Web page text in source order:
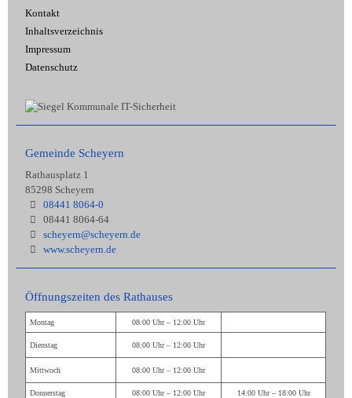
Kontakt
Inhaltsverzeichnis
Impressum
Datenschutz
Gemeinde Scheyern
Rathausplatz 1
85298 Scheyern
08441 8064-0
08441 8064-64
scheyern@scheyern.de
www.scheyern.de
Öffnungszeiten des Rathauses
Montag 08:00 Uhr – 12:00 Uhr
Dienstag 08:00 Uhr – 12:00 Uhr
Mittwoch 08:00 Uhr – 12:00 Uhr
Donnerstag 08:00 Uhr – 12:00 Uhr 14:00 Uhr – 18:00 Uhr